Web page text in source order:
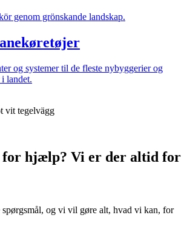
og systemer til de fleste nybyggerier og
landet.
hjælp? Vi er der altid for
og vi vil gøre alt, hvad vi kan, for